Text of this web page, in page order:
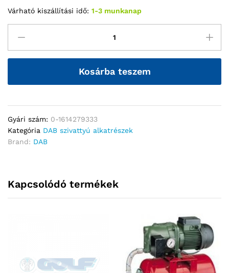
Várható kiszállítási idő: 1-3 munkanap
Kosárba teszem
Gyári szám: 0-1614279333
Kategória DAB szivattyú alkatrészek
Brand: DAB
Kapcsolódó termékek